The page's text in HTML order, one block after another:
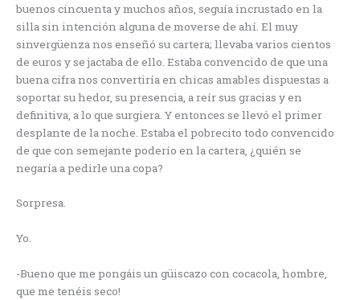
buenos cincuenta y muchos años, seguía incrustado en la
silla sin intención alguna de moverse de ahí. El muy
sinvergüenza nos enseñó su cartera; llevaba varios cientos
de euros y se jactaba de ello. Estaba convencido de que una
buena cifra nos convertiría en chicas amables dispuestas a
soportar su hedor, su presencia, a reír sus gracias y en
definitiva, a lo que surgiera. Y entonces se llevó el primer
desplante de la noche. Estaba el pobrecito todo convencido
de que con semejante poderío en la cartera, ¿quién se
negaría a pedirle una copa?
Sorpresa.
Yo.
-Bueno que me pongáis un güiscazo con cocacola, hombre,
que me tenéis seco!